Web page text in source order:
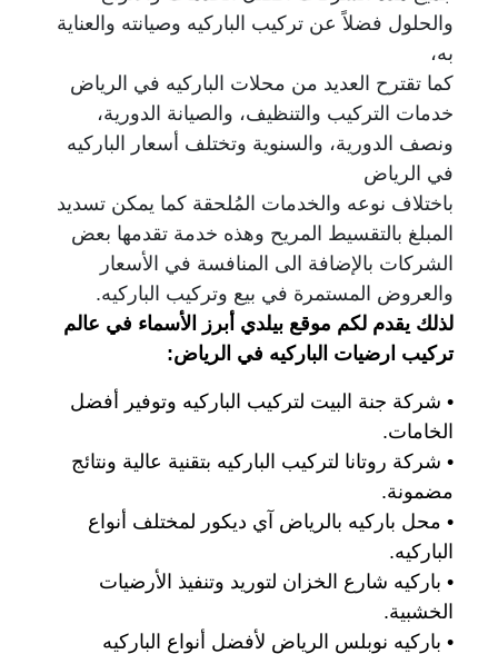
والحلول فضلاً عن تركيب الباركيه وصيانته والعناية
به،
كما تقترح العديد من محلات الباركيه في الرياض
خدمات التركيب والتنظيف، والصيانة الدورية،
ونصف الدورية، والسنوية وتختلف أسعار الباركيه
في الرياض
باختلاف نوعه والخدمات المُلحقة كما يمكن تسديد
المبلغ بالتقسيط المريح وهذه خدمة تقدمها بعض
الشركات بالإضافة الى المنافسة في الأسعار
والعروض المستمرة في بيع وتركيب الباركيه.
لذلك يقدم لكم موقع بيلدي أبرز الأسماء في عالم
تركيب ارضيات الباركيه في الرياض:
• شركة جنة البيت لتركيب الباركيه وتوفير أفضل
الخامات.
• شركة روتانا لتركيب الباركيه بتقنية عالية ونتائج
مضمونة.
• محل باركيه بالرياض آي ديكور لمختلف أنواع
الباركيه.
• باركيه شارع الخزان لتوريد وتنفيذ الأرضيات
الخشبية.
• باركيه نوبلس الرياض لأفضل أنواع الباركيه